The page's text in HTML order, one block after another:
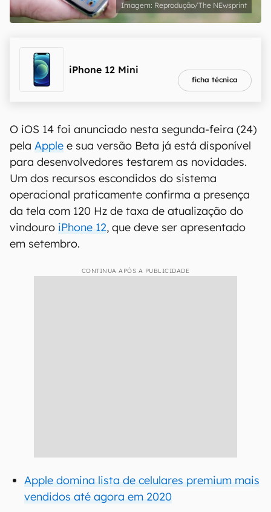
Reprodução/The NEwsprint
iPhone 12 Mini
ficha técnica
O iOS 14 foi anunciado nesta segunda-feira (24)
pela Apple e sua versão Beta já está disponível
para desenvolvedores testarem as novidades.
Um dos recursos escondidos do sistema
operacional praticamente confirma a presença
da tela com 120 Hz de taxa de atualização do
vindouro iPhone 12, que deve ser apresentado
em setembro.
CONTINUA APÓS A PUBLICIDADE
Apple domina lista de celulares premium mais
vendidos até agora em 2020